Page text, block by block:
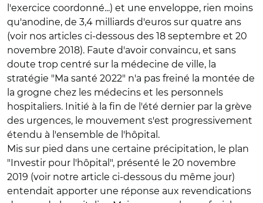
l'exercice coordonné...) et une enveloppe, rien moins
qu'anodine, de 3,4 milliards d'euros sur quatre ans
(voir nos articles ci-dessous des 18 septembre et 20
novembre 2018). Faute d'avoir convaincu, et sans
doute trop centré sur la médecine de ville, la
stratégie "Ma santé 2022" n'a pas freiné la montée de
la grogne chez les médecins et les personnels
hospitaliers. Initié à la fin de l'été dernier par la grève
des urgences, le mouvement s'est progressivement
étendu à l'ensemble de l'hôpital.
Mis sur pied dans une certaine précipitation, le plan
"Investir pour l'hôpital", présenté le 20 novembre
2019 (voir notre article ci-dessous du même jour)
entendait apporter une réponse aux revendications